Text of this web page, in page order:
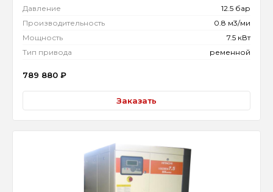
Давление
12.5 бар
Производительность
0.8 м3/ми
Мощность
7.5 кВт
Тип привода
ременной
789 880 ₽
Заказать